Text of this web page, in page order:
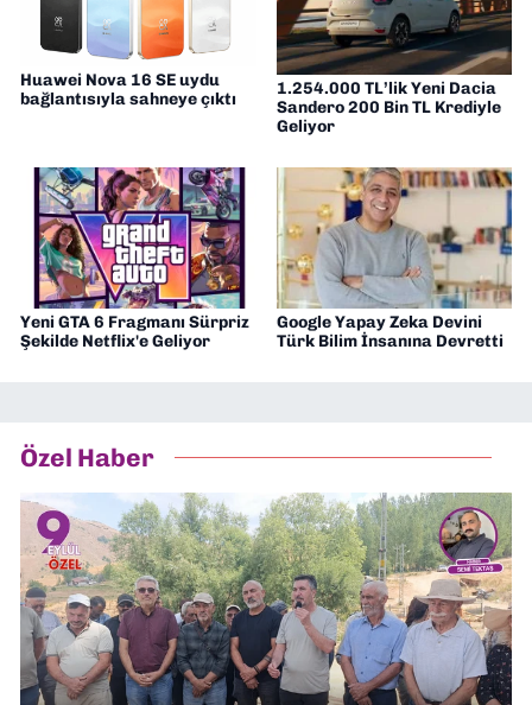
Huawei Nova 16 SE uydu
bağlantısıyla sahneye çıktı
1.254.000 TL’lik Yeni Dacia
Sandero 200 Bin TL Krediyle
Geliyor
Yeni GTA 6 Fragmanı Sürpriz
Şekilde Netflix'e Geliyor
Google Yapay Zeka Devini
Türk Bilim İnsanına Devretti
Özel Haber